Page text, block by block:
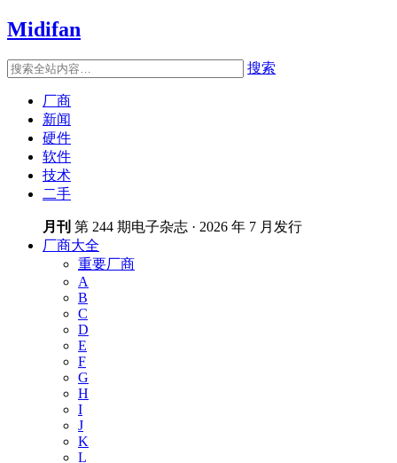
Midifan
搜索
厂商
新闻
硬件
软件
技术
二手
月刊 第 244 期电子杂志 · 2026 年 7 月发行
厂商大全
重要厂商
A
B
C
D
E
F
G
H
I
J
K
L